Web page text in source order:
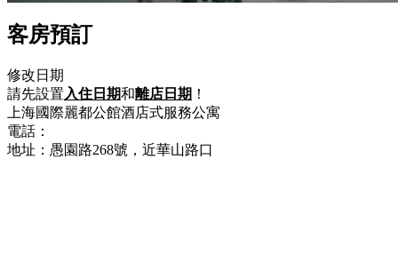
客房預訂
修改日期
請先設置 入住日期和離店日期 ！
上海國際麗都公館酒店式服務公寓
電話：
地址：愚園路268號，近華山路口